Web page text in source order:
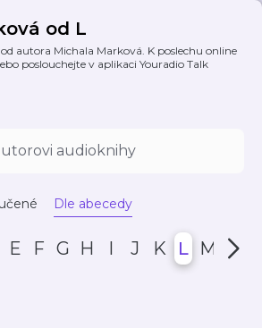
od L
autora Michala Marková. K poslechu online
poslouchejte v aplikaci Youradio Talk
Dle abecedy
E F G H I J K L M N